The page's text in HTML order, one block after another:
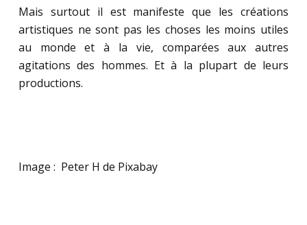
Mais surtout il est manifeste que les créations
artistiques ne sont pas les choses les moins utiles
au monde et à la vie, comparées aux autres
agitations des hommes. Et à la plupart de leurs
productions.
Image : Peter H de Pixabay